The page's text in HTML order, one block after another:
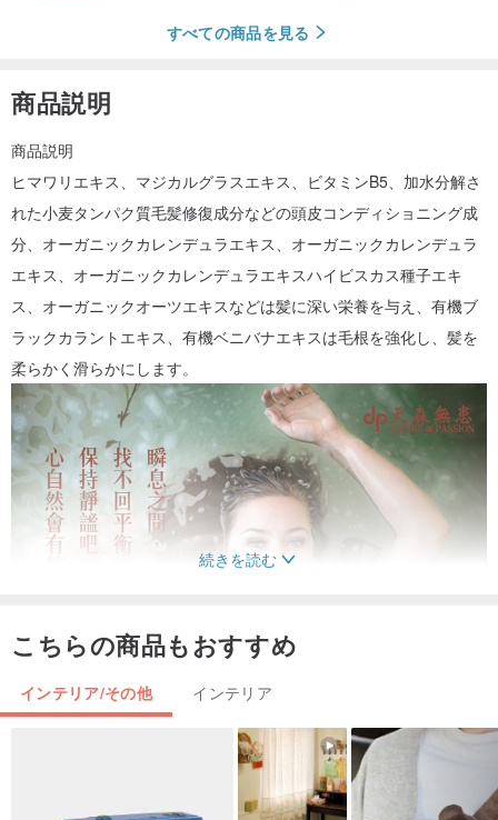
すべての商品を見る
商品説明
商品説明
ヒマワリエキス、マジカルグラスエキス、ビタミンB5、加水分解さ
れた小麦タンパク質毛髪修復成分などの頭皮コンディショニング成
分、オーガニックカレンデュラエキス、オーガニックカレンデュラ
エキス、オーガニックカレンデュラエキスハイビスカス種子エキ
ス、オーガニックオーツエキスなどは髪に深い栄養を与え、有機ブ
ラックカラントエキス、有機ベニバナエキスは毛根を強化し、髪を
柔らかく滑らかにします。
続きを読む
こちらの商品もおすすめ
インテリア/その他 インテリア